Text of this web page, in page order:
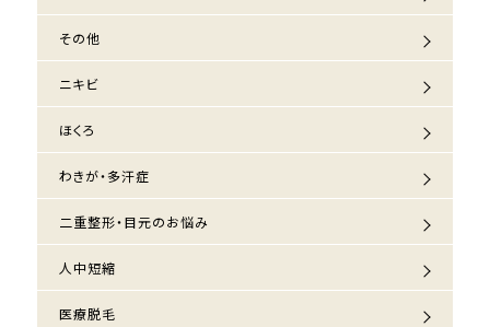
その他
ニキビ
ほくろ
わきが・多汗症
二重整形・目元のお悩み
人中短縮
医療脱毛